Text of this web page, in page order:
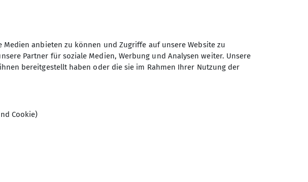
anbieten zu können und Zugriffe auf unsere Website zu
Partner für soziale Medien, Werbung und Analysen weiter. Unsere
bereitgestellt haben oder die sie im Rahmen Ihrer Nutzung der
Cookie)